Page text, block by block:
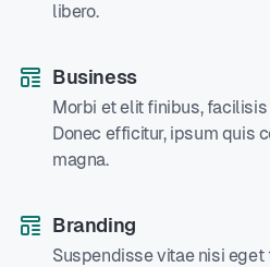
libero.
Business
Morbi et elit finibus,
Donec efficitur, ipsum quis
magna.
Branding
Suspendisse vitae nisi